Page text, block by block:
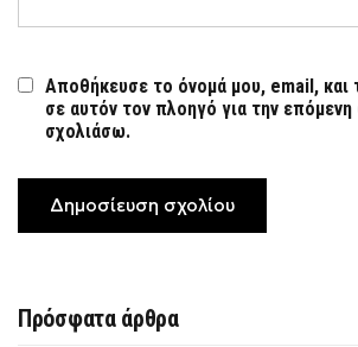
Αποθήκευσε το όνομά μου, email, και
σε αυτόν τον πλοηγό για την
σχολιάσω.
Πρόσφατα άρθρα